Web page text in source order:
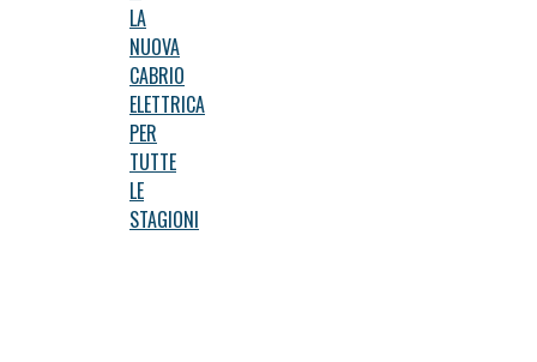
LA
NUOVA
CABRIO
ELETTRICA
PER
TUTTE
LE
STAGIONI